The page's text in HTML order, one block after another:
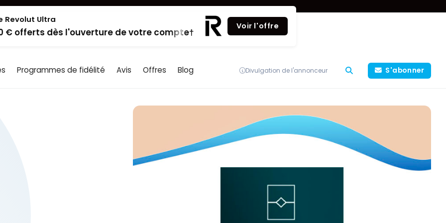
Revolut Ultra
€ offerts dès l'ouverture de votre compte†
Voir l'offre
Programmes de fidélité Avis Offres Blog Divulgation de l'annonceur S'abonner